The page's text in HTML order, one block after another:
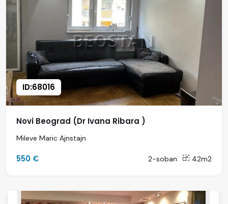
ID:68016
Novi Beograd (Dr Ivana Ribara )
Mileve Maric Ajnstajn
550 € 2-soban 42m2